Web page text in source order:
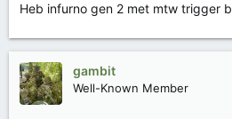
Heb infurno gen 2 met mtw trigger
gambit
Well-Known Member